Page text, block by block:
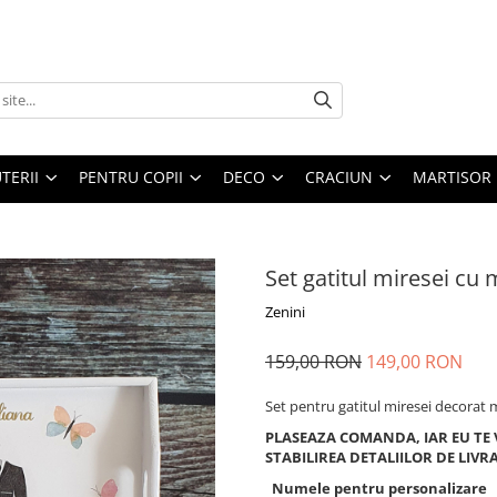
PENTRU COPII DECO CRACIUN MARTISOR
Set gatitul miresei cu
Zenini
159,00 RON 149,00 RON
Set pentru gatitul miresei decorat
PLASEAZA COMANDA, IAR EU
STABILIREA DETALIILOR DE
Numele pentru personalizare